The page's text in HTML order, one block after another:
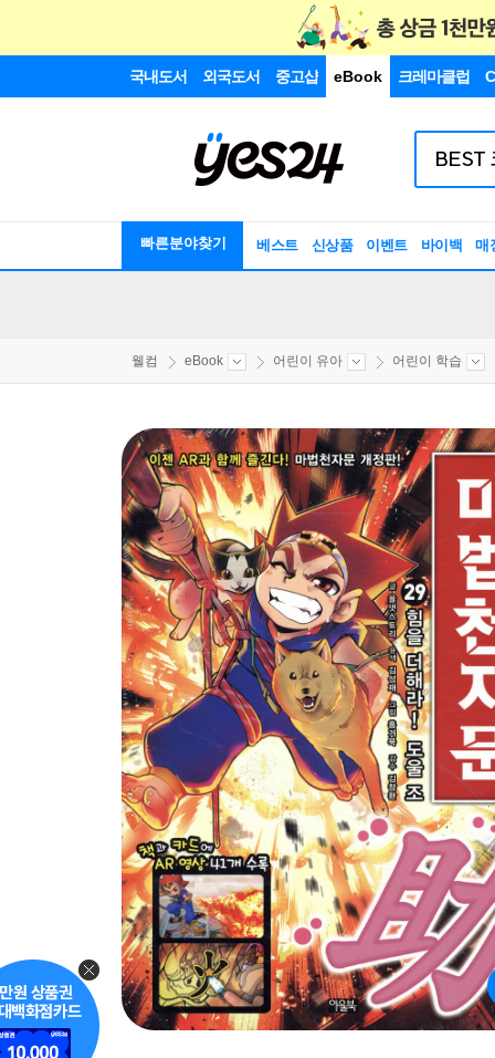
국내도서 외국도서 중고샵 eBook 크레마클럽
빠른분야찾기 베스트 신상품 이벤트 바이백 매
웰컴 eBook 어린이 유아 어린이 학습